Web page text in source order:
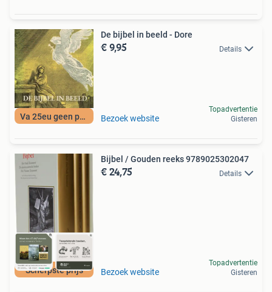
Va 25eu geen porto
De bijbel in beeld - Dore
€ 9,95 Details
Bezoek website
Topadvertentie
Gisteren
Scherpste prijs
Bijbel / Gouden reeks 9789025302047
€ 24,75 Details
Bezoek website
Topadvertentie
Gisteren